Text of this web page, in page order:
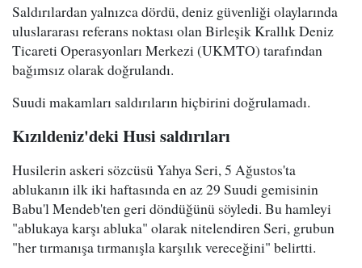
Saldırılardan yalnızca dördü, deniz güvenliği olaylarında
uluslararası referans noktası olan Birleşik Krallık Deniz
Ticareti Operasyonları Merkezi (UKMTO) tarafından
bağımsız olarak doğrulandı.
Suudi makamları saldırıların hiçbirini doğrulamadı.
Kızıldeniz'deki Husi saldırıları
Husilerin askeri sözcüsü Yahya Seri, 5 Ağustos'ta
ablukanın ilk iki haftasında en az 29 Suudi gemisinin
Babu'l Mendeb'ten geri döndüğünü söyledi. Bu hamleyi
"ablukaya karşı abluka" olarak nitelendiren Seri, grubun
"her tırmanışa tırmanışla karşılık vereceğini" belirtti.